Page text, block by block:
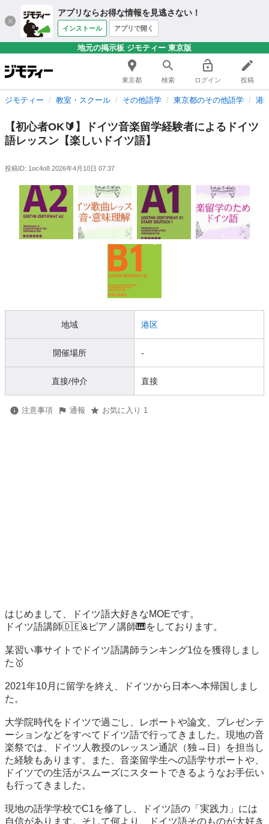
アプリならお得な情報を見逃さない！
インストール アプリで開く
地元の掲示板 ジモティー 東京版
東京都 検索 ログイン 投稿
ジモティー 教室・スクール その他語学 東京都のその他語学 港
【初心者OK🔰】ドイツ音楽留学経験者によるドイツ
語レッスン【楽しいドイツ語】
投稿ID: 1oc4o8 2026年4月10日 07:37
地域 港区
開催場所 -
直接/仲介 直接
注意事項 通報 お気に入り 1
はじめまして、ドイツ語大好きなMOEです。
ドイツ語講師🇩🇪&ピアノ講師🎹をしております。
某習い事サイトでドイツ語講師ランキング1位を獲得しまし
た🥇
2021年10月に留学を終え、ドイツから日本へ本帰国しまし
た。
大学院時代をドイツで過ごし、レポートや論文、プレゼンテ
ーションなどをすべてドイツ語で行ってきました。現地の音
楽祭では、ドイツ人教授のレッスン通訳（独→日）を担当し
た経験もあります。また、音楽留学生への語学サポートや、
ドイツでの生活がスムーズにスタートできるようなお手伝い
も行ってきました。
現地の語学学校でC1を修了し、ドイツ語の「実践力」には
自信があります。そして何より、ドイツ語そのものが大好き